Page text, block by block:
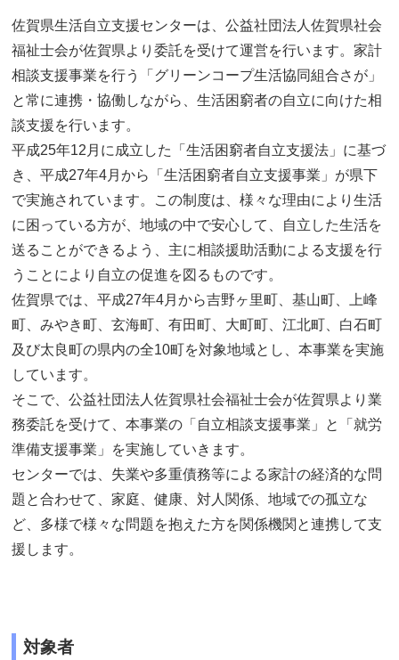
佐賀県生活自立支援センターは、公益社団法人佐賀県社会
福祉士会が佐賀県より委託を受けて運営を行います。家計
相談支援事業を行う「グリーンコープ生活協同組合さが」
と常に連携・協働しながら、生活困窮者の自立に向けた相
談支援を行います。
平成25年12月に成立した「生活困窮者自立支援法」に基づ
き、平成27年4月から「生活困窮者自立支援事業」が県下
で実施されています。この制度は、様々な理由により生活
に困っている方が、地域の中で安心して、自立した生活を
送ることができるよう、主に相談援助活動による支援を行
うことにより自立の促進を図るものです。
佐賀県では、平成27年4月から吉野ヶ里町、基山町、上峰
町、みやき町、玄海町、有田町、大町町、江北町、白石町
及び太良町の県内の全10町を対象地域とし、本事業を実施
しています。
そこで、公益社団法人佐賀県社会福祉士会が佐賀県より業
務委託を受けて、本事業の「自立相談支援事業」と「就労
準備支援事業」を実施していきます。
センターでは、失業や多重債務等による家計の経済的な問
題と合わせて、家庭、健康、対人関係、地域での孤立な
ど、多様で様々な問題を抱えた方を関係機関と連携して支
援します。
対象者